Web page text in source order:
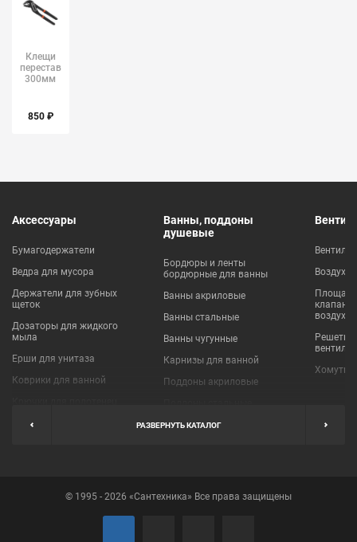
Клещи
переставные
300мм
850 ₽
Аксессуары
Бумагодержатели
Ведра для мусора
Держатели для зубных
щеток
Дозаторы для жидкого
мыла
Ерши для унитаза
Коврики для ванной
Мыльницы
Полотенцедержатели
Ванны, поддоны
душевые
Бордюры и ленты
бордюрные для ванны
Ванны акриловые
Ванны стальные
Ванны чугунные
Карнизы для ванной
Поддоны акриловые
Пробки для ванн
клапаны
Решетки
Хомуты
РАЗВЕРНУТЬ КАТАЛОГ
© 1995 - 2026 «Сантехника» Все права защищены